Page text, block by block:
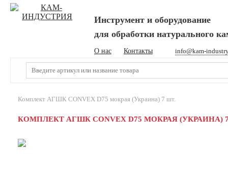
Инструмент и оборудование
для обработки натурального
О нас Контакты info@kam-
Комплект АГШК CONVEX D75 мокрая (Украина) 7 шт.
КОМПЛЕКТ АГШК CONVEX D75 МОКРАЯ (УКРАИНА)